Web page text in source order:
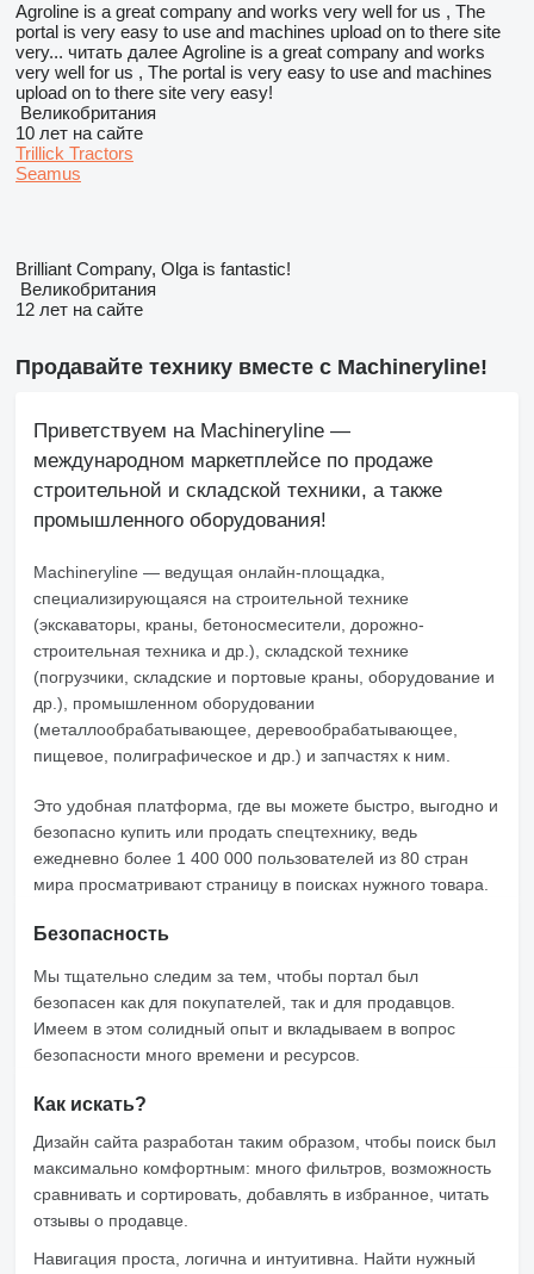
Agroline is a great company and works very well for us , The
portal is very easy to use and machines upload on to there site
very... читать далее Agroline is a great company and works
very well for us , The portal is very easy to use and machines
upload on to there site very easy!
Великобритания
10 лет на сайте
Trillick Tractors
Seamus
Brilliant Company, Olga is fantastic!
Великобритания
12 лет на сайте
Продавайте технику вместе с Machineryline!
Приветствуем на Machineryline —
международном маркетплейсе по продаже
строительной и складской техники, а также
промышленного оборудования!
Machineryline — ведущая онлайн-площадка,
специализирующаяся на строительной технике
(экскаваторы, краны, бетоносмесители, дорожно-
строительная техника и др.), складской технике
(погрузчики, складские и портовые краны, оборудование и
др.), промышленном оборудовании
(металлообрабатывающее, деревообрабатывающее,
пищевое, полиграфическое и др.) и запчастях к ним.
Это удобная платформа, где вы можете быстро, выгодно и
безопасно купить или продать спецтехнику, ведь
ежедневно более 1 400 000 пользователей из 80 стран
мира просматривают страницу в поисках нужного товара.
Безопасность
Мы тщательно следим за тем, чтобы портал был
безопасен как для покупателей, так и для продавцов.
Имеем в этом солидный опыт и вкладываем в вопрос
безопасности много времени и ресурсов.
Как искать?
Дизайн сайта разработан таким образом, чтобы поиск был
максимально комфортным: много фильтров, возможность
сравнивать и сортировать, добавлять в избранное, читать
отзывы о продавце.
Навигация проста, логична и интуитивна. Найти нужный